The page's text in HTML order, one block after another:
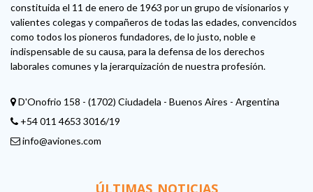
constituida el 11 de enero de 1963 por un grupo de visionarios y
valientes colegas y compañeros de todas las edades, convencidos
como todos los pioneros fundadores, de lo justo, noble e
indispensable de su causa, para la defensa de los derechos
laborales comunes y la jerarquización de nuestra profesión.
D'Onofrio 158 - (1702) Ciudadela - Buenos Aires - Argentina
+54 011 4653 3016/19
info@aviones.com
ÚLTIMAS NOTICIAS